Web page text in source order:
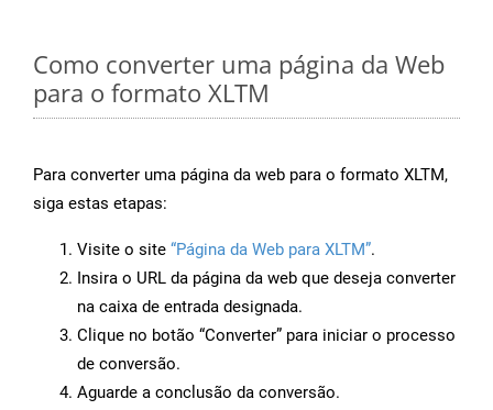
Como converter uma página da Web
para o formato XLTM
Para converter uma página da web para o formato XLTM,
siga estas etapas:
Visite o site “Página da Web para XLTM”.
Insira o URL da página da web que deseja converter
na caixa de entrada designada.
Clique no botão “Converter” para iniciar o processo
de conversão.
Aguarde a conclusão da conversão.